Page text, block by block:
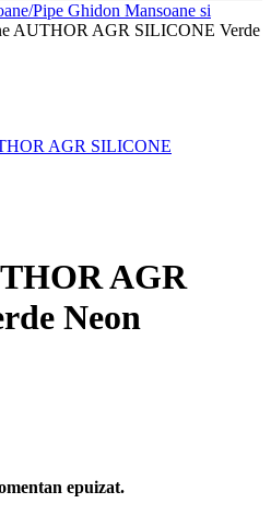
Pipe Ghidon Mansoane si
AUTHOR AGR SILICONE Verde
AGR
Neon
epuizat.